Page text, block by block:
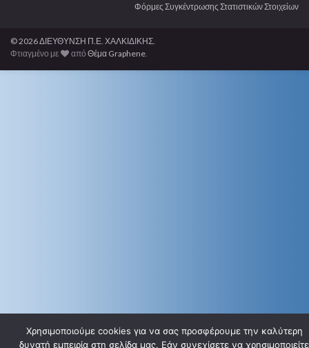
Φόρμες Συγκέντρωσης Στατιστικών Στοιχείων
© 2026 ΔΙΕΥΘΥΝΣΗ Π.Ε. ΧΑΛΚΙΔΙΚΗΣ.
Φτιαγμένο με
απόΘέμα Graphene
Χρησιμοποιούμε cookies για να σας προσφέρουμε την καλύτερη
δυνατή εμπειρία στη σελίδα μας. Εάν συνεχίσετε να χρησιμοποιείτε